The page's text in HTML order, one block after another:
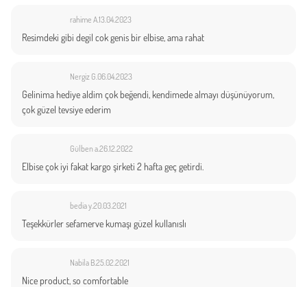
rahime A.13.04.2023
Resimdeki gibi degil cok genis bir elbise, ama rahat
Nergiz G. 06.04.2023
Gelinima hediye aldim çok beğendi, kendimede almayı düşünüyorum,
çok güzel tevsiye ederim
Gülben a.26.12.2022
Elbise çok iyi fakat kargo şirketi 2 hafta geç getirdi.
bedia y.20.03.2021
Teşekkürler sefamerve kumaşı güzel kullanıslı
Nabila B.25.02.2021
Nice product, so comfortable